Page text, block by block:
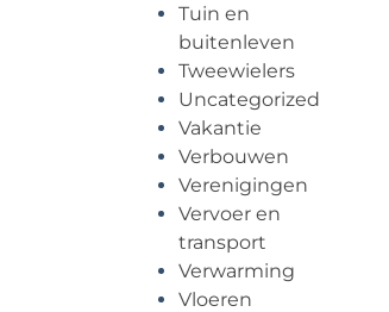
Tuin en
buitenleven
Tweewielers
Uncategorized
Vakantie
Verbouwen
Verenigingen
Vervoer en
transport
Verwarming
Vloeren